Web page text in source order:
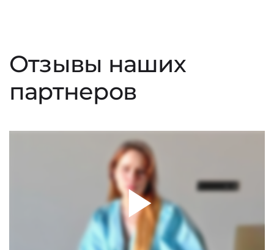
Отзывы наших
партнеров